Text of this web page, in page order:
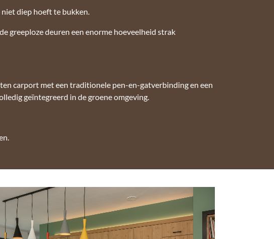
diep hoeft te bukken.
greeploze deuren een enorme hoeveelheid strak
carport met een traditionele pen-en-gatverbinding en een
geïntegreerd in de groene omgeving.